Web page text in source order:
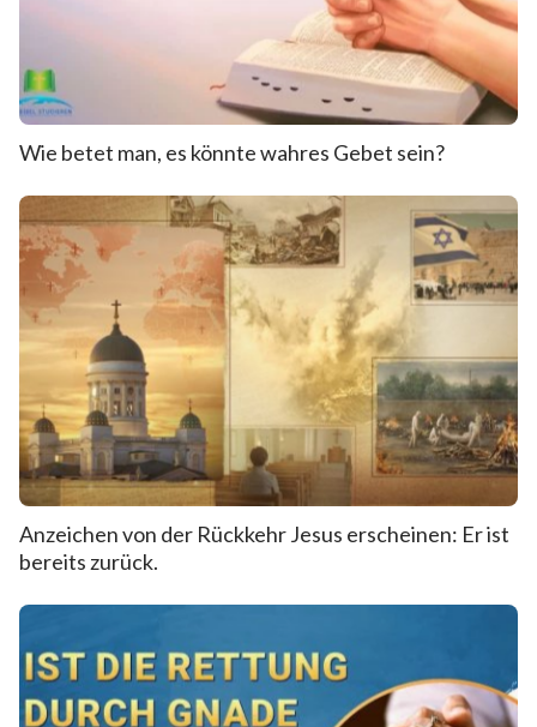
Wie betet man, es könnte wahres Gebet sein?
Anzeichen von der Rückkehr Jesus erscheinen: Er ist
bereits zurück.